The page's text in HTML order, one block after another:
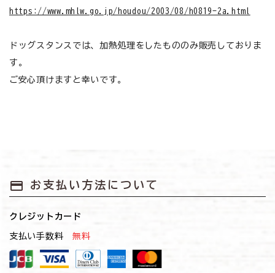
猫用品から探す
よくあるご質問
特定商取引法について
https://www.mhlw.go.jp/houdou/2003/08/h0819-2a.html
ドッグスタンスでは、加熱処理をしたもののみ販売しておりま
す。
ご安心頂けますと幸いです。
payment お支払い方法について
クレジットカード
支払い手数料 無料